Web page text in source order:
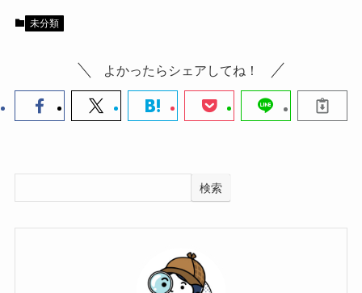
未分類
よかったらシェアしてね！
検索